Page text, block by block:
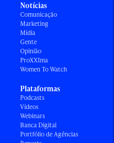
Notícias
Comunicação
Marketing
Mídia
Gente
Opinião
ProXXIma
Women To Watch
Plataformas
Podcasts
Vídeos
Webinars
Banca Digital
Portfólio de Agências